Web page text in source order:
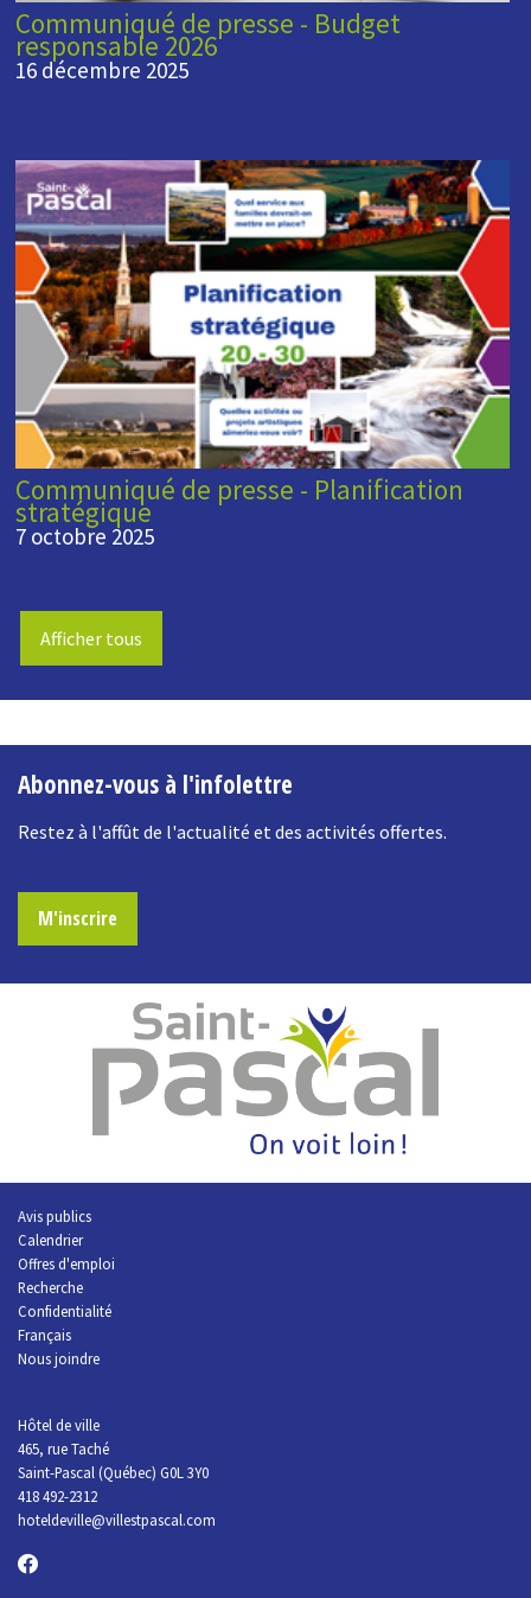
Communiqué de presse - Budget
responsable 2026
16 décembre 2025
Communiqué de presse - Planification
stratégique
7 octobre 2025
Afficher tous
Abonnez-vous à l'infolettre
Restez à l'affût de l'actualité et des activités offertes.
M'inscrire
Avis publics
Calendrier
Offres d'emploi
Recherche
Confidentialité
Français
Nous joindre
Hôtel de ville
465, rue Taché
Saint-Pascal (Québec) G0L 3Y0
418 492-2312
hoteldeville@villestpascal.com